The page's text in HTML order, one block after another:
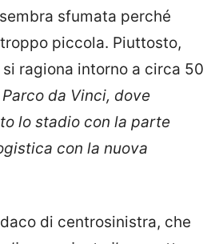
sfumata perché
troppo piccola. Piuttosto,
si ragiona intorno a circa 50
da Vinci, dove
lo stadio con la parte
con la nuova
di centrosinistra, che